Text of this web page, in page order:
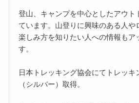
登山、キャンプを中心としたアウト
ています。山登りに興味のある人や
楽しみ方を知りたい人への情報もア
す。
日本トレッキング協会にてトレッキ
（シルバー）取得。